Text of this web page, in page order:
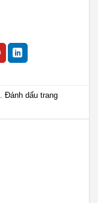
. Đánh dấu trang